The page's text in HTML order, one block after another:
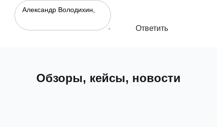
Ответить
Обзоры, кейсы, новости